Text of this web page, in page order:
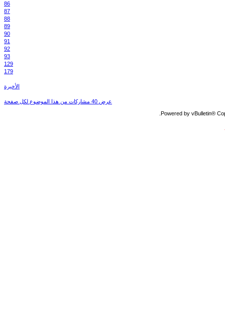
86
87
88
89
90
91
92
93
129
179
الأخيرة
عرض 40 مشاركات من هذا الموضوع لكل صفحة
Powered by vBulletin®